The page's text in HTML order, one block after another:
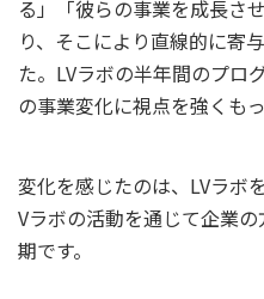
る」「彼らの事業を成長さ
り、そこにより直線的に寄
た。LVラボの半年間のプロ
の事業変化に視点を強くも
変化を感じたのは、LVラボ
Vラボの活動を通じて企業
期です。